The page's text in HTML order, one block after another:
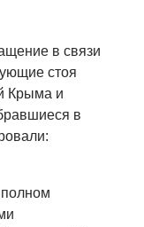
в связи
стоя
Крыма и
в